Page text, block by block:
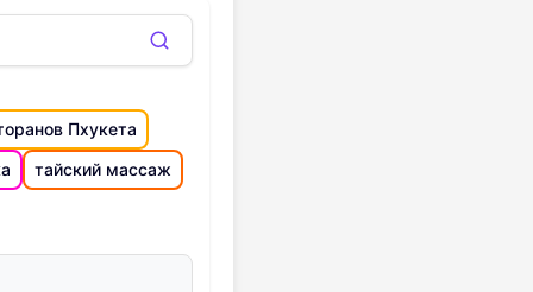
Пхукета
тайский массаж